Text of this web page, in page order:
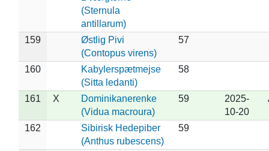
(Sternula
antillarum)
159
Østlig Pivi
(Contopus virens)
57
160
Kabylerspætmejse
(Sitta ledanti)
58
161 X
Dominikanerenke
(Vidua macroura)
59
2025-
10-20
162
Sibirisk Hedepiber
(Anthus rubescens)
59